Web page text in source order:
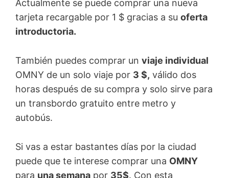
Actualmente se puede comprar una nueva
tarjeta recargable por 1 $ gracias a su oferta
introductoria.
También puedes comprar un viaje individual
OMNY de un solo viaje por 3 $, válido dos
horas después de su compra y solo sirve para
un transbordo gratuito entre metro y
autobús.
Si vas a estar bastantes días por la ciudad
puede que te interese comprar una OMNY
para una semana por 35$. Con esta